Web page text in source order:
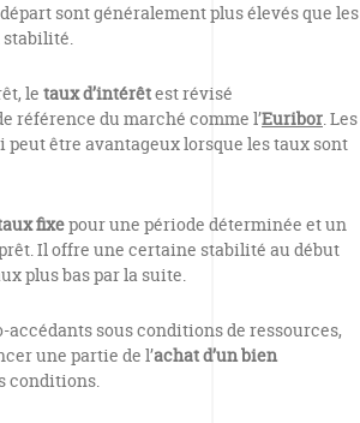
sont généralement plus élevés que les
stabilité.
le taux d’intérêtest révisé
référence du marché comme l’Euribor. Les
être avantageux lorsque les taux sont
fixepour une période déterminée et un
Il offre une certaine stabilité au début
plus bas par la suite.
sous conditions de ressources,
une partie de l’achat d’un bien
conditions.